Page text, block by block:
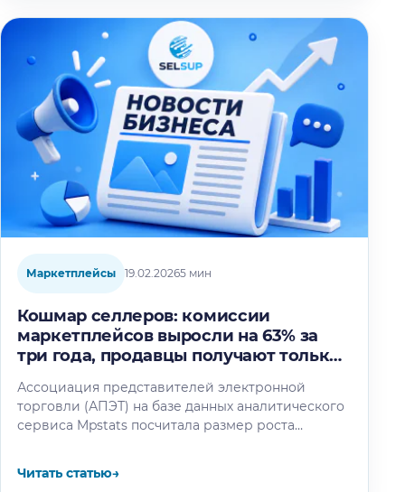
Маркетплейсы 19.02.20265 мин
Кошмар селлеров: комиссии
маркетплейсов выросли на 63% за
три года, продавцы получают только
Ассоциация представителей электронной
торговли (АПЭТ) на базе данных аналитического
сервиса Mpstats посчитала размер роста
Читать статью→